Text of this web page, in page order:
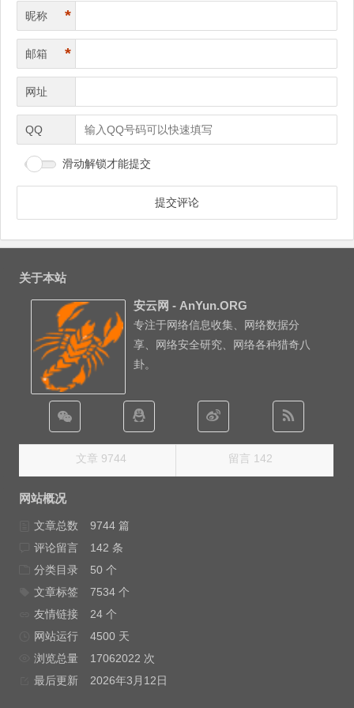
昵称 *
邮箱 *
网址
QQ
滑动解锁才能提交
关于本站
安云网 - AnYun.ORG
专注于网络信息收集、网络数据分
享、网络安全研究、网络各种猎奇八
卦。
文章 9744 留言 142
网站概况
文章总数
9744 篇
评论留言
142 条
分类目录
50 个
文章标签
7534 个
友情链接
24 个
网站运行
4500 天
浏览总量
17062022 次
最后更新
2026年3月12日